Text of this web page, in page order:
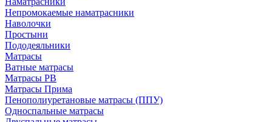
Непромокаемые наматрасники
Наволочки
Простыни
Пододеяльники
Матрасы
Ватные матрасы
Матрасы РВ
Матрасы Прима
Пенополиуретановые матрасы (ППУ)
Односпальные матрасы